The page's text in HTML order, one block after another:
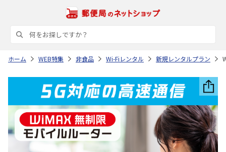
ホーム WEB特集 非食品 Wi-Fiレンタル 新規レンタルプラン